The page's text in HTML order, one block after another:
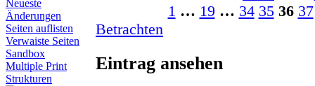
Neueste
Änderungen
Seiten auflisten
Verwaiste Seiten
Sandbox
Multiple Print
Strukturen
1 … 19 … 34 35 36 37
Betrachten
Eintrag ansehen